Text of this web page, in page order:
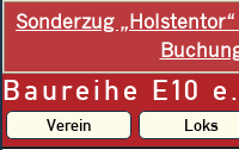
Sonderzug
Baureihe E10
Verein Loks